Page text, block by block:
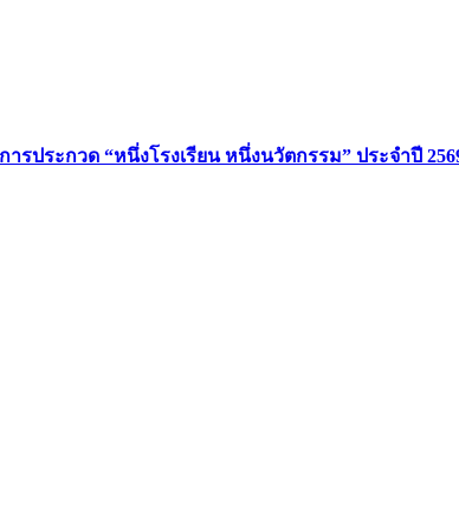
ประกวด “หนึ่งโรงเรียน หนึ่งนวัตกรรม” ประจำปี